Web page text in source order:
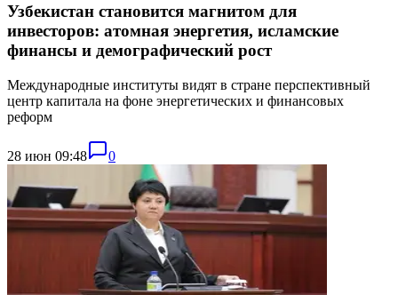
Узбекистан становится магнитом для
инвесторов: атомная энергетия, исламские
финансы и демографический рост
Международные институты видят в стране перспективный
центр капитала на фоне энергетических и финансовых
реформ
28 июн 09:48 0